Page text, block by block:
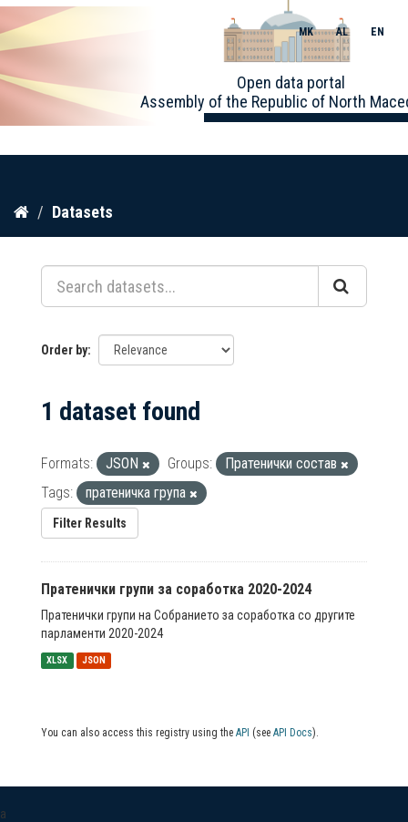
Skip
content
Open data portal
Assembly of the Republic of North
MK AL EN
Datasets
Order by
1 dataset found
Formats: JSON Groups:
Пратенички состав
Tags:
пратеничка група
Filter Results
Пратенички групи за соработка 2020-2024
Пратенички групи на Собранието за соработка со другите
парламенти 2020-2024
XLSX JSON
You can also access this registry using the API (see API Docs).
a